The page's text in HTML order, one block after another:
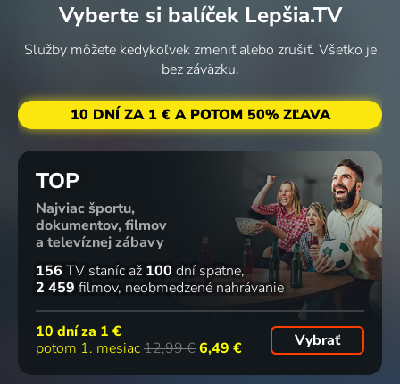
Vyberte si balíček Lepšia.TV
Služby môžete kedykoľvek zmeniť alebo zrušiť. Všetko je
bez záväzku.
10 DNÍ ZA 1 € A POTOM 50% ZĽAVA
TOP
Najviac športu,
dokumentov, filmov
a televíznej zábavy
156 TV staníc až 100 dní spätne
2 459 filmov neobmedzené nahrávanie
10 dní za 1 €
potom 1. mesiac12,99 €6,49 € Vybrať